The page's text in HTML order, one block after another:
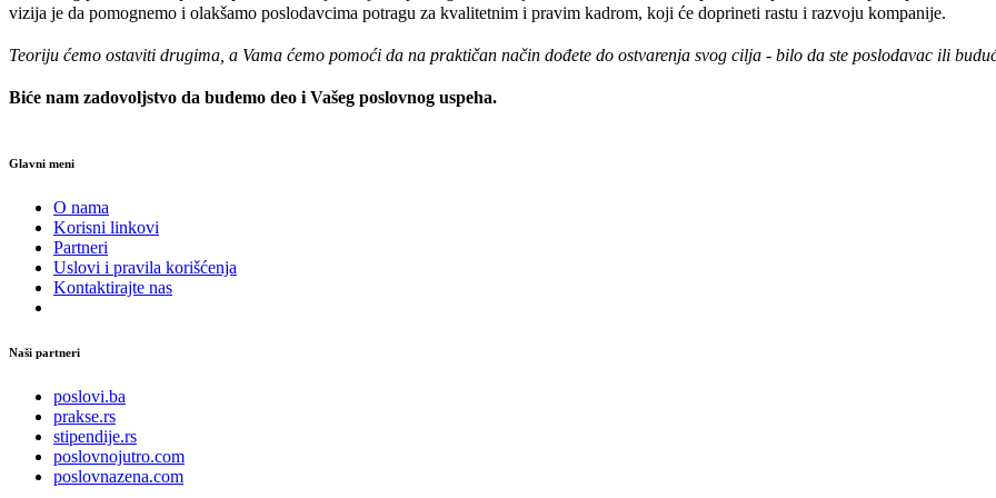
vizija je da pomognemo i olakšamo poslodavcima potragu za kvalitetnim i pravim kadrom, koji će doprineti rastu i razvoju kompanije.
Teoriju ćemo ostaviti drugima, a Vama ćemo pomoći da na praktičan način dođete do ostvarenja svog cilja - bilo da ste poslodavac ili
Biće nam zadovoljstvo da budemo deo i Vašeg poslovnog uspeha.
Glavni meni
O nama
Korisni linkovi
Partneri
Uslovi i pravila korišćenja
Kontaktirajte nas
Naši partneri
poslovi.ba
prakse.rs
stipendije.rs
poslovnojutro.com
poslovnazena.com